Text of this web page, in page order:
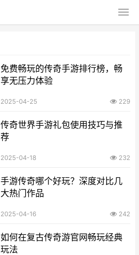
免费畅玩的传奇手游排行榜，畅
享无压力体验
2025-04-25 229
传奇世界手游礼包使用技巧与推
荐
2025-04-18 232
手游传奇哪个好玩？深度对比几
大热门作品
2025-04-16 242
如何在复古传奇游官网畅玩经典
玩法